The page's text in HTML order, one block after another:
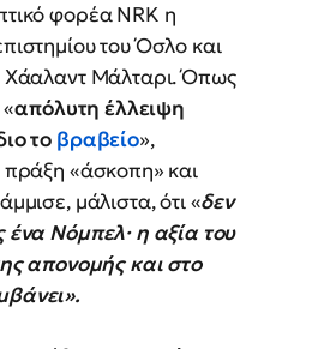
φορέα NRK η
του Όσλο και
Χάαλαντ Μάλταρι. Όπως
«απόλυτη έλλειψη
το βραβείο»,
πράξη «άσκοπη» και
μάλιστα, ότι «δεν
ένα Νόμπελ· η αξία του
απονομής και στο